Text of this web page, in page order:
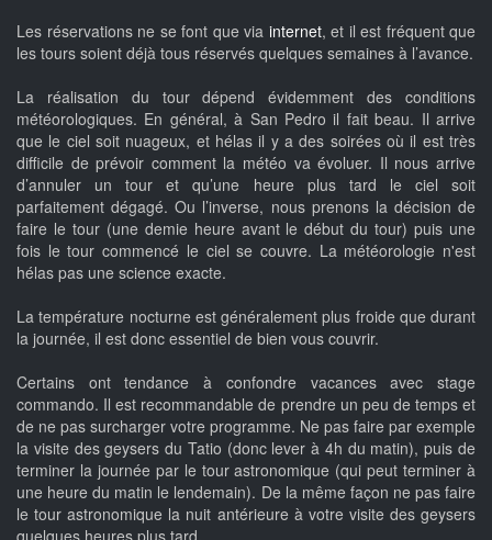
Les réservations ne se font que via internet, et il est fréquent que
les tours soient déjà tous réservés quelques semaines à l’avance.
La réalisation du tour dépend évidemment des conditions
météorologiques. En général, à San Pedro il fait beau. Il arrive
que le ciel soit nuageux, et hélas il y a des soirées où il est très
difficile de prévoir comment la météo va évoluer. Il nous arrive
d’annuler un tour et qu’une heure plus tard le ciel soit
parfaitement dégagé. Ou l’inverse, nous prenons la décision de
faire le tour (une demie heure avant le début du tour) puis une
fois le tour commencé le ciel se couvre. La météorologie n'est
hélas pas une science exacte.
La température nocturne est généralement plus froide que durant
la journée, il est donc essentiel de bien vous couvrir.
Certains ont tendance à confondre vacances avec stage
commando. Il est recommandable de prendre un peu de temps et
de ne pas surcharger votre programme. Ne pas faire par exemple
la visite des geysers du Tatio (donc lever à 4h du matin), puis de
terminer la journée par le tour astronomique (qui peut terminer à
une heure du matin le lendemain). De la même façon ne pas faire
le tour astronomique la nuit antérieure à votre visite des geysers
quelques heures plus tard.